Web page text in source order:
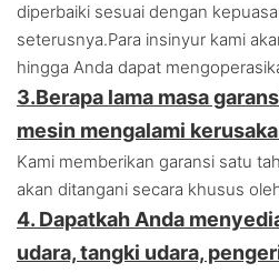
diperbaiki sesuai dengan
seterusnya.Para insinyur kami
hingga Anda dapat
3.Berapa lama masa
mesin mengalami
Kami memberikan garansi satu
akan ditangani secara khusus
4. Dapatkah Anda
udara, tangki udara,